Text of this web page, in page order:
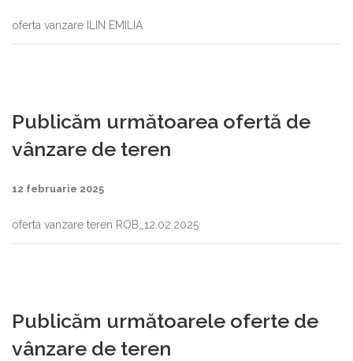
oferta vanzare ILIN EMILIA
Publicăm următoarea ofertă de
vânzare de teren
12 februarie 2025
oferta vanzare teren ROB_12.02.2025
Publicăm următoarele oferte de
vânzare de teren